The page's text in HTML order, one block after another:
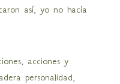
así, yo no hacía
acciones y
personalidad,